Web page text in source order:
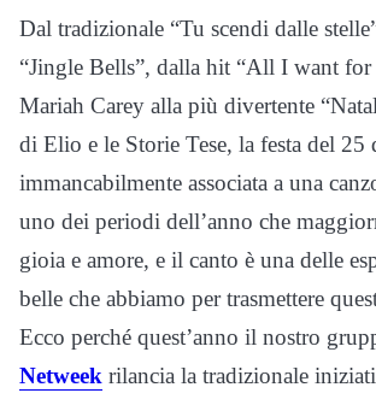
Dal tradizionale “Tu scendi dalle
“Jingle Bells”, dalla hit “All I want for
Mariah Carey alla più divertente
di Elio e le Storie Tese, la festa del 25
immancabilmente associata a una
uno dei periodi dell’anno che
gioia e amore, e il canto è una delle
belle che abbiamo per trasmettere
Ecco perché quest’anno il nostro
Netweek rilancia la tradizionale